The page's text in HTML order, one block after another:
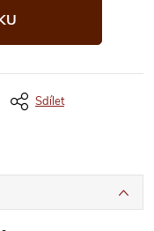
Sdílet